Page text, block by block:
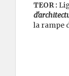
TEOR :
la rampe